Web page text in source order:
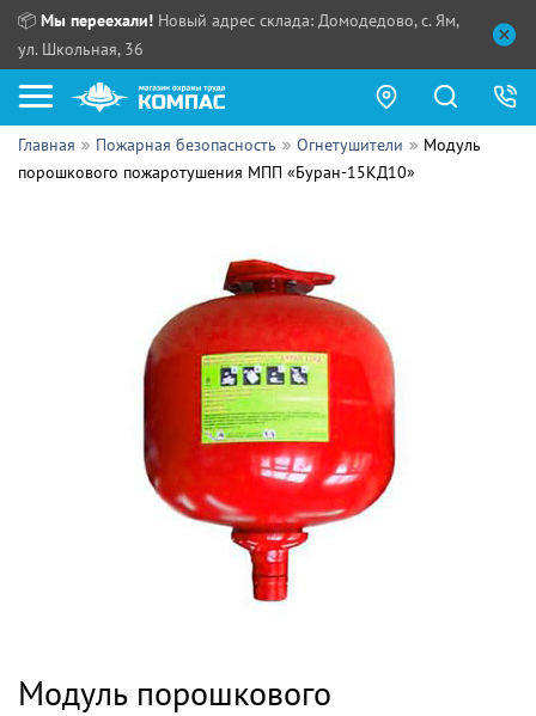
📦 Мы переехали! Новый адрес склада: Домодедово, с. Ям,
ул. Школьная, 36
Как купить?
Поставщикам
Выдача продукции:
Главная Пожарная безопасность Огнетушители
Модуль
порошкового пожаротушения МПП «Буран-15КД10»
Модуль порошкового